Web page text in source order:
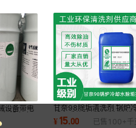
设备带电
设备专
甘奈98除垢清洗剂 锅炉
却水系统除垢除锈剂清洗剂
冷凝器清洗剂
¥15.00 已售 100+ 千